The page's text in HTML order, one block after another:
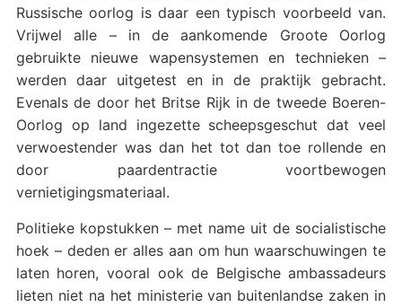
Russische oorlog is daar een typisch voorbeeld van.
Vrijwel alle – in de aankomende Groote Oorlog
gebruikte nieuwe wapensystemen en technieken –
werden daar uitgetest en in de praktijk gebracht.
Evenals de door het Britse Rijk in de tweede Boeren-
Oorlog op land ingezette scheepsgeschut dat veel
verwoestender was dan het tot dan toe rollende en
door paardentractie voortbewogen
vernietigingsmateriaal.
Politieke kopstukken – met name uit de socialistische
hoek – deden er alles aan om hun waarschuwingen te
laten horen, vooral ook de Belgische ambassadeurs
lieten niet na het ministerie van buitenlandse zaken in